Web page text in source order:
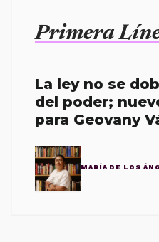
Primera
La ley no se
del poder;
para Geovany
MARÍA DE LOS